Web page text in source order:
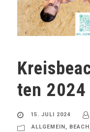
ten 2024
15. JULI 2024
ALLGEMEIN , BEACH